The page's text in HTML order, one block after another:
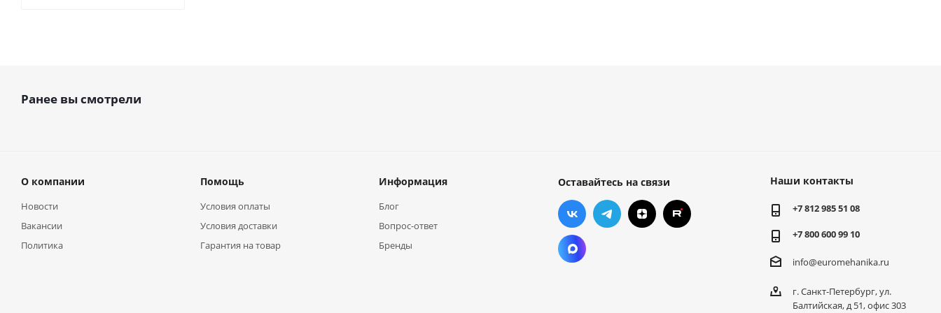
Ранее вы смотрели
О компании
Новости
Вакансии
Политика
Помощь
Условия оплаты
Условия доставки
Гарантия на товар
Информация
Блог
Вопрос-ответ
Бренды
Оставайтесь на связи Наши контакты
+7 812 985 51 08
+7 800 600 99 10
info@euromehanika.ru
г. Санкт-Петербург, ул.
Балтийская, д 51, офис 303